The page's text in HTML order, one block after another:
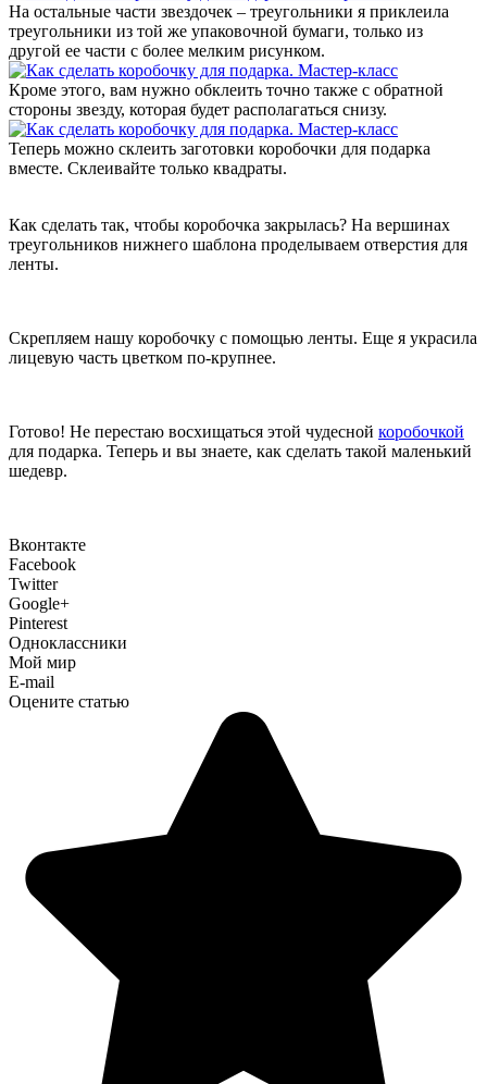
На остальные части звездочек – треугольники я приклеила
треугольники из той же упаковочной бумаги, только из
другой ее части с более мелким рисунком.
Кроме этого, вам нужно обклеить точно также с обратной
стороны звезду, которая будет располагаться снизу.
Теперь можно склеить заготовки коробочки для подарка
вместе. Склеивайте только квадраты.
Как сделать так, чтобы коробочка закрылась? На вершинах
треугольников нижнего шаблона проделываем отверстия для
ленты.
Скрепляем нашу коробочку с помощью ленты. Еще я украсила
лицевую часть цветком по-крупнее.
Готово! Не перестаю восхищаться этой чудесной коробочкой
для подарка. Теперь и вы знаете, как сделать такой маленький
шедевр.
Вконтакте
Facebook
Twitter
Google+
Pinterest
Одноклассники
Мой мир
E-mail
Оцените статью